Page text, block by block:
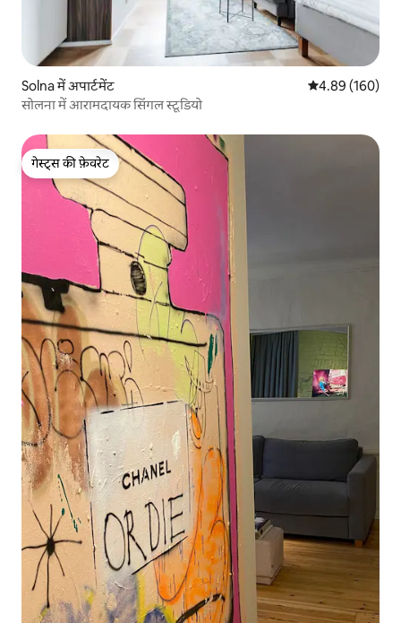
Solna में अपार्टमेंट औसत रेटिंग 5 में से
4.89 (160)
सोलना में आरामदायक सिंगल स्टूडियो
गेस्ट्स की फ़ेवरेट
गेस्ट्स की फ़ेवरेट